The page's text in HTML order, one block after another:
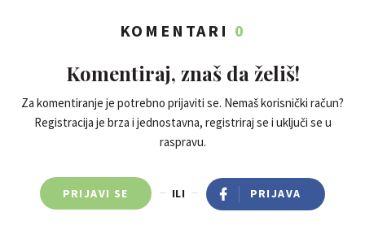
KOMENTARI 0
Komentiraj, znaš da želiš!
Za komentiranje je potrebno prijaviti se. Nemaš korisnički račun?
Registracija je brza i jednostavna, registriraj se i uključi se u
raspravu.
PRIJAVI SE ILI PRIJAVA